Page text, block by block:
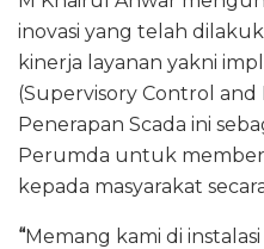
inovasi yang telah
kinerja layanan yakni
(Supervisory Control and
Penerapan Scada ini
Perumda untuk
kepada masyarakat
“Memang kami di